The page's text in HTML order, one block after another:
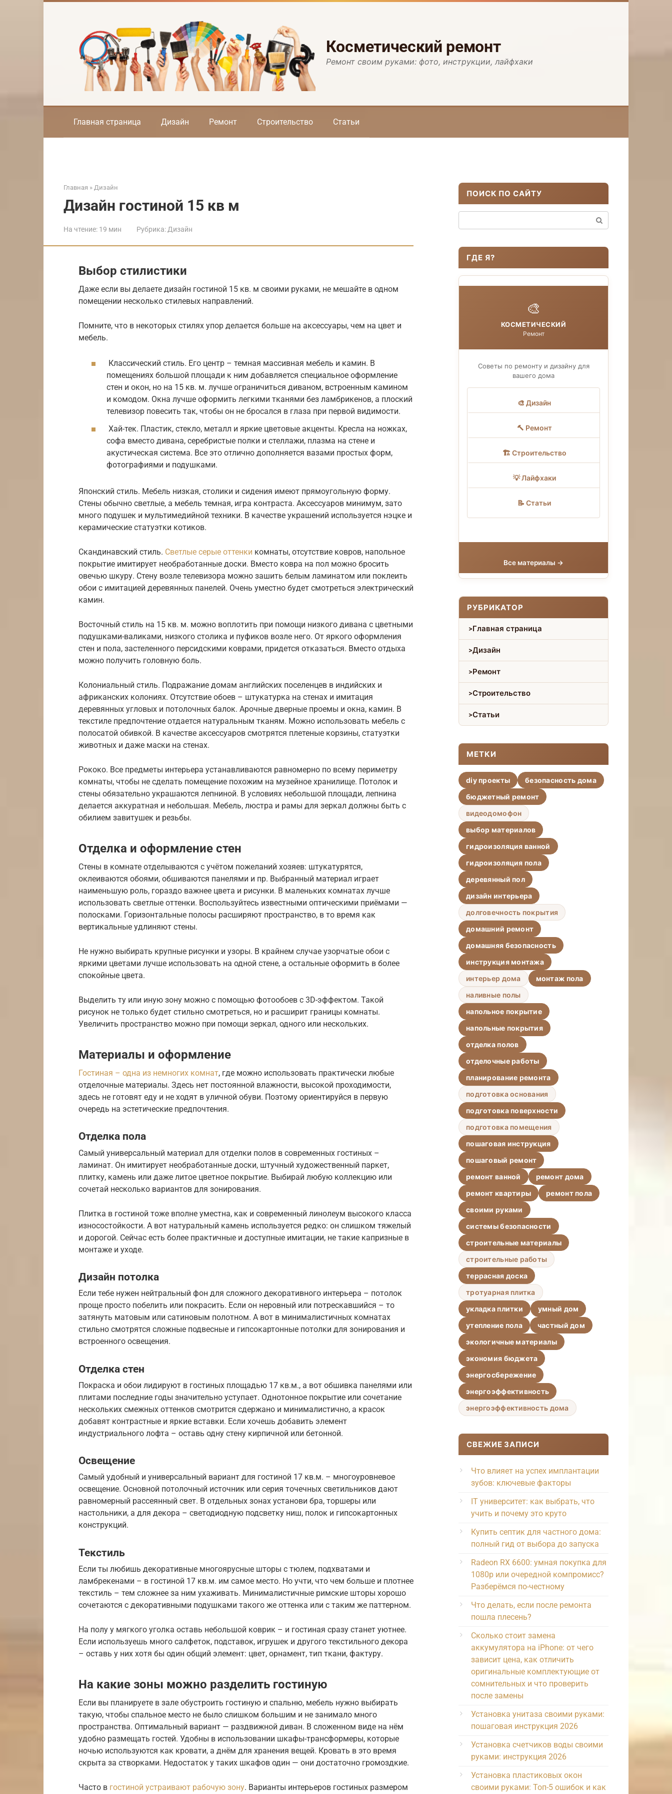
Косметический ремонт
Ремонт своим руками: фото, инструкции, лайфхаки
Главная страница Дизайн Ремонт Строительство Статьи
Главная » Дизайн
Дизайн гостиной 15 кв м
На чтение: 19 мин Рубрика: Дизайн
Выбор стилистики
Даже если вы делаете дизайн гостиной 15 кв. м своими руками, не мешайте в одном
помещении несколько стилевых направлений.
Помните, что в некоторых стилях упор делается больше на аксессуары, чем на цвет и
мебель.
Классический стиль. Его центр – темная массивная мебель и камин. В
помещениях большой площади к ним добавляется специальное оформление
стен и окон, но на 15 кв. м. лучше ограничиться диваном, встроенным камином
и комодом. Окна лучше оформить легкими тканями без ламбрикенов, а плоский
телевизор повесить так, чтобы он не бросался в глаза при первой видимости.
Хай-тек. Пластик, стекло, металл и яркие цветовые акценты. Кресла на ножках,
софа вместо дивана, серебристые полки и стеллажи, плазма на стене и
акустическая система. Все это отлично дополняется вазами простых форм,
фотографиями и подушками.
Японский стиль. Мебель низкая, столики и сидения имеют прямоугольную форму.
Стены обычно светлые, а мебель темная, игра контраста. Аксессуаров минимум, зато
много подушек и мультимедийной техники. В качестве украшений используется нэцке и
керамические статуэтки котиков.
Скандинавский стиль. Светлые серые оттенки комнаты, отсутствие ковров, напольное
покрытие имитирует необработанные доски. Вместо ковра на пол можно бросить
овечью шкуру. Стену возле телевизора можно зашить белым ламинатом или поклеить
обои с имитацией деревянных панелей. Очень уместно будет смотреться электрический
камин.
Восточный стиль на 15 кв. м. можно воплотить при помощи низкого дивана с цветными
подушками-валиками, низкого столика и пуфиков возле него. От яркого оформления
стен и пола, застеленного персидскими коврами, придется отказаться. Вместо отдыха
можно получить головную боль.
Колониальный стиль. Подражание домам английских поселенцев в индийских и
африканских колониях. Отсутствие обоев – штукатурка на стенах и имитация
деревянных угловых и потолочных балок. Арочные дверные проемы и окна, камин. В
текстиле предпочтение отдается натуральным тканям. Можно использовать мебель с
полосатой обивкой. В качестве аксессуаров смотрятся плетеные корзины, статуэтки
животных и даже маски на стенах.
Рококо. Все предметы интерьера устанавливаются равномерно по всему периметру
комнаты, чтобы не сделать помещение похожим на музейное хранилище. Потолок и
стены обязательно украшаются лепниной. В условиях небольшой площади, лепнина
делается аккуратная и небольшая. Мебель, люстра и рамы для зеркал должны быть с
обилием завитушек и резьбы.
Отделка и оформление стен
Стены в комнате отделываются с учётом пожеланий хозяев: штукатурятся,
оклеиваются обоями, обшиваются панелями и пр. Выбранный материал играет
наименьшую роль, гораздо важнее цвета и рисунки. В маленьких комнатах лучше
использовать светлые оттенки. Воспользуйтесь известными оптическими приёмами —
полосками. Горизонтальные полосы расширяют пространство, в то время как
вертикальные удлиняют стены.
Не нужно выбирать крупные рисунки и узоры. В крайнем случае узорчатые обои с
яркими цветами лучше использовать на одной стене, а остальные оформить в более
спокойные цвета.
Выделить ту или иную зону можно с помощью фотообоев с 3D-эффектом. Такой
рисунок не только будет стильно смотреться, но и расширит границы комнаты.
Увеличить пространство можно при помощи зеркал, одного или нескольких.
Материалы и оформление
Гостиная – одна из немногих комнат, где можно использовать практически любые
отделочные материалы. Здесь нет постоянной влажности, высокой проходимости,
здесь не готовят еду и не ходят в уличной обуви. Поэтому ориентируйся в первую
очередь на эстетические предпочтения.
Отделка пола
Самый универсальный материал для отделки полов в современных гостиных –
ламинат. Он имитирует необработанные доски, штучный художественный паркет,
плитку, камень или даже литое цветное покрытие. Выбирай любую коллекцию или
сочетай несколько вариантов для зонирования.
Плитка в гостиной тоже вполне уместна, как и современный линолеум высокого класса
износостойкости. А вот натуральный камень используется редко: он слишком тяжелый
и дорогой. Сейчас есть более практичные и доступные имитации, не такие капризные в
монтаже и уходе.
Дизайн потолка
Если тебе нужен нейтральный фон для сложного декоративного интерьера – потолок
проще просто побелить или покрасить. Если он неровный или потрескавшийся – то
затянуть матовым или сатиновым полотном. А вот в минималистичных комнатах
стильно смотрятся сложные подвесные и гипсокартонные потолки для зонирования и
встроенного освещения.
Отделка стен
Покраска и обои лидируют в гостиных площадью 17 кв.м., а вот обшивка панелями или
плитами последние годы значительно уступает. Однотонное покрытие или сочетание
нескольких смежных оттенков смотрится сдержано и минималистично, а красок
добавят контрастные и яркие вставки. Если хочешь добавить элемент
индустриального лофта – оставь одну стену кирпичной или бетонной.
Освещение
Самый удобный и универсальный вариант для гостиной 17 кв.м. – многоуровневое
освещение. Основной потолочный источник или серия точечных светильников дают
равномерный рассеянный свет. В отдельных зонах установи бра, торшеры или
настольники, а для декора – светодиодную подсветку ниш, полок и гипсокартонных
конструкций.
Текстиль
Если ты любишь декоративные многоярусные шторы с тюлем, подхватами и
ламбрекенами – в гостиной 17 кв.м. им самое место. Но учти, что чем больше и плотнее
текстиль – тем сложнее за ним ухаживать. Минималистичные римские шторы хорошо
сочетаются с декоративными подушками такого же оттенка или с таким же паттерном.
На полу у мягкого уголка оставь небольшой коврик – и гостиная сразу станет уютнее.
Если используешь много салфеток, подставок, игрушек и другого текстильного декора
– оставь у них хотя бы один общий элемент: цвет, орнамент, тип ткани, фактуру.
На какие зоны можно разделить гостиную
Если вы планируете в зале обустроить гостиную и спальню, мебель нужно выбирать
такую, чтобы спальное место не было слишком большим и не занимало много
пространства. Оптимальный вариант — раздвижной диван. В сложенном виде на нём
удобно размещать гостей. Удобны в использовании шкафы-трансформеры, которые
ночью используются как кровати, а днём для хранения вещей. Кровать в это время
скрыта за створками. Недостаток у таких шкафов один — они достаточно громоздкие.
Часто в гостиной устраивают рабочую зону. Варианты интерьеров гостиных размером
ПОИСК ПО САЙТУ
ГДЕ Я?
🎨
КОСМЕТИЧЕСКИЙ
Ремонт
Советы по ремонту и дизайну для
вашего дома
🎨 Дизайн
🔨 Ремонт
🏗 Строительство
💡 Лайфхаки
📝 Статьи
Все материалы →
РУБРИКАТОР
Главная страница
Дизайн
Ремонт
Строительство
Статьи
МЕТКИ
diy проекты
безопасность дома
бюджетный ремонт
видеодомофон
выбор материалов
гидроизоляция ванной
гидроизоляция пола
деревянный пол
дизайн интерьера
долговечность покрытия
домашний ремонт
домашняя безопасность
инструкция монтажа
интерьер дома
монтаж пола
наливные полы
напольное покрытие
напольные покрытия
отделка полов
отделочные работы
планирование ремонта
подготовка основания
подготовка поверхности
подготовка помещения
пошаговая инструкция
пошаговый ремонт
ремонт ванной
ремонт дома
ремонт квартиры
ремонт пола
своими руками
системы безопасности
строительные материалы
строительные работы
террасная доска
тротуарная плитка
укладка плитки
умный дом
утепление пола
частный дом
экологичные материалы
экономия бюджета
энергосбережение
энергоэффективность
энергоэффективность дома
СВЕЖИЕ ЗАПИСИ
Что влияет на успех имплантации
зубов: ключевые факторы
IT университет: как выбрать, что
учить и почему это круто
Купить септик для частного дома:
полный гид от выбора до запуска
Radeon RX 6600: умная покупка для
1080p или очередной компромисс?
Разберёмся по-честному
Что делать, если после ремонта
пошла плесень?
Сколько стоит замена
аккумулятора на iPhone: от чего
зависит цена, как отличить
оригинальные комплектующие от
сомнительных и что проверить
после замены
Установка унитаза своими руками:
пошаговая инструкция 2026
Установка счетчиков воды своими
руками: инструкция 2026
Установка пластиковых окон
своими руками: Топ-5 ошибок и как